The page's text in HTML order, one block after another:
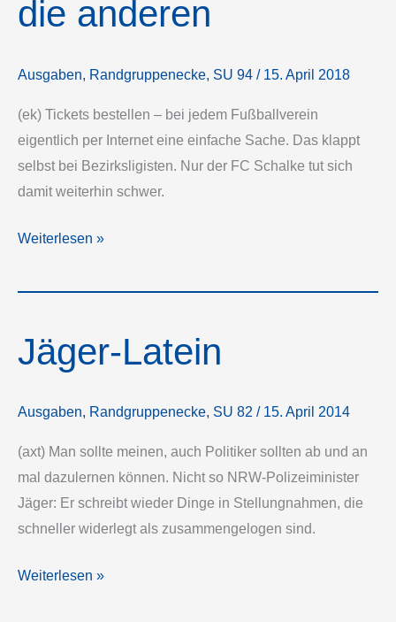
die anderen
Ausgaben, Randgruppenecke, SU 94 / 15. April 2018
(ek) Tickets bestellen – bei jedem Fußballverein
eigentlich per Internet eine einfache Sache. Das klappt
selbst bei Bezirksligisten. Nur der FC Schalke tut sich
damit weiterhin schwer.
Schuld
immer
anderen
Weiterlesen »
Jäger-Latein
Ausgaben, Randgruppenecke, SU 82 / 15. April 2014
(axt) Man sollte meinen, auch Politiker sollten ab und an
mal dazulernen können. Nicht so NRW-Polizeiminister
Jäger: Er schreibt wieder Dinge in Stellungnahmen, die
schneller widerlegt als zusammengelogen sind.
Jäger-
Weiterlesen »